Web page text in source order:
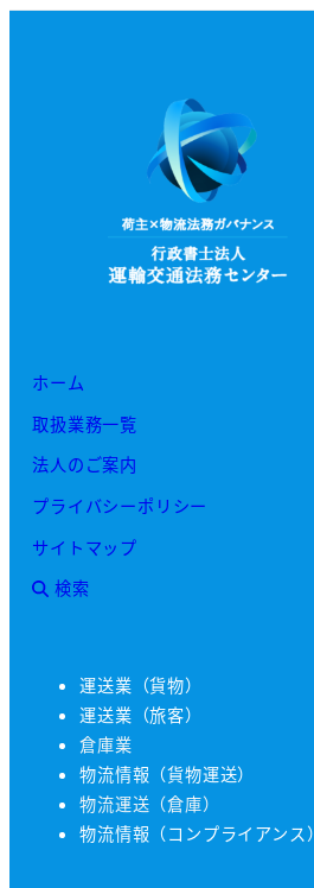
ホーム
取扱業務一覧
法人のご案内
プライバシーポリシー
サイトマップ
検索
運送業（貨物）
運送業（旅客）
倉庫業
物流情報（貨物運送）
物流運送（倉庫）
物流情報（コンプライアンス）